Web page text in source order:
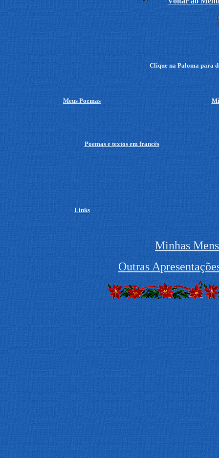
Clique na Paloma para
Meus Poemas
Poemas e textos em francês
Links
Minhas
Outras